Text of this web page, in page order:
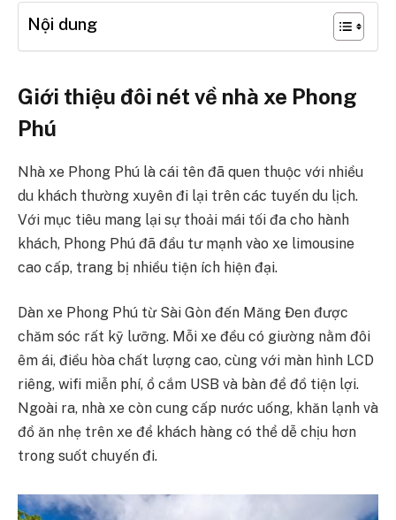
Nội dung
Giới thiệu đôi nét về nhà xe Phong
Phú
Nhà xe Phong Phú là cái tên đã quen thuộc với nhiều
du khách thường xuyên đi lại trên các tuyến du lịch.
Với mục tiêu mang lại sự thoải mái tối đa cho hành
khách, Phong Phú đã đầu tư mạnh vào xe limousine
cao cấp, trang bị nhiều tiện ích hiện đại.
Dàn xe Phong Phú từ Sài Gòn đến Măng Đen được
chăm sóc rất kỹ lưỡng. Mỗi xe đều có giường nằm đôi
êm ái, điều hòa chất lượng cao, cùng với màn hình LCD
riêng, wifi miễn phí, ổ cắm USB và bàn để đồ tiện lợi.
Ngoài ra, nhà xe còn cung cấp nước uống, khăn lạnh và
đồ ăn nhẹ trên xe để khách hàng có thể dễ chịu hơn
trong suốt chuyến đi.